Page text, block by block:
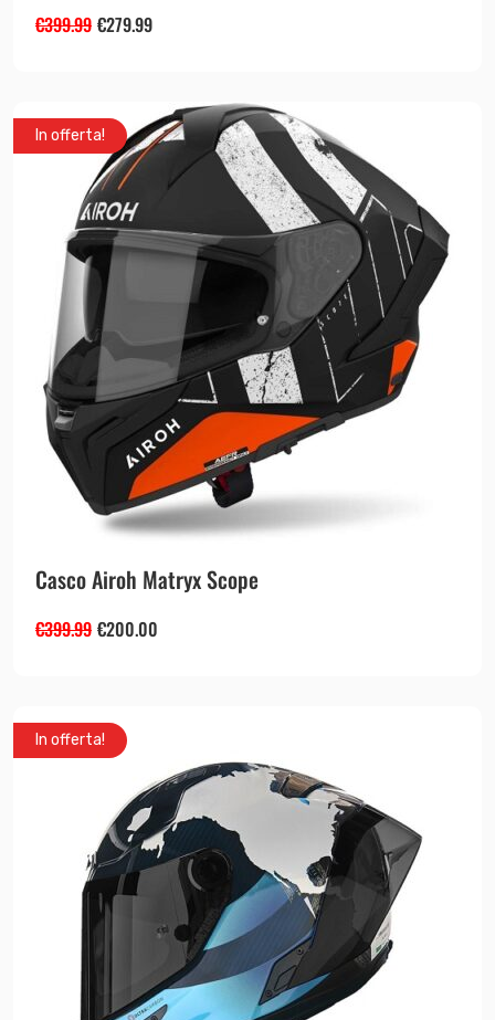
€399.99 €279.99
In offerta!
Casco Airoh Matryx Scope
€399.99 €200.00
In offerta!